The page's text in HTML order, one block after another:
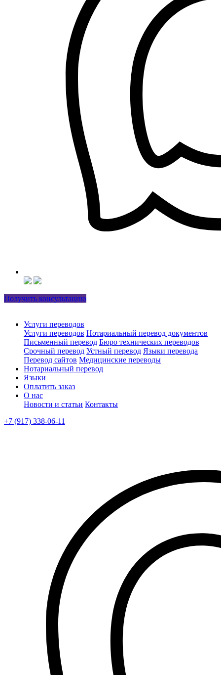
Получить консультацию
Услуги переводов
Услуги переводов Нотариальный перевод документов
Письменный перевод Бюро технических переводов
Срочный перевод Устный перевод Языки перевода
Перевод сайтов Медицинские переводы
Нотариальный перевод
Языки
Оплатить заказ
О нас
Новости и статьи Контакты
+7 (917) 338-06-11